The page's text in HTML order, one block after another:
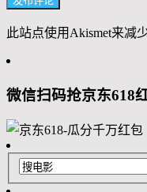
此站点使用Akismet来减
微信扫码抢京东618